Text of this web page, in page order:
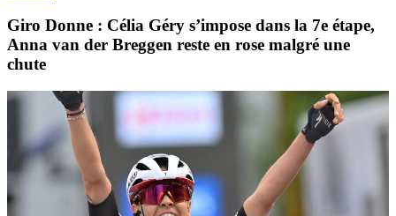
Giro Donne : Célia Géry s’impose dans la 7e étape,
Anna van der Breggen reste en rose malgré une
chute